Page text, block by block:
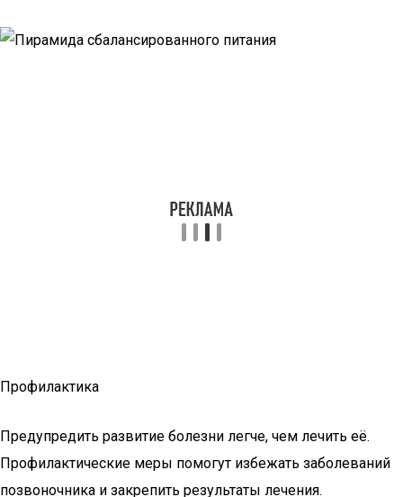
Профилактика
Предупредить развитие болезни легче, чем лечить её.
Профилактические меры помогут избежать заболеваний
позвоночника и закрепить результаты лечения.